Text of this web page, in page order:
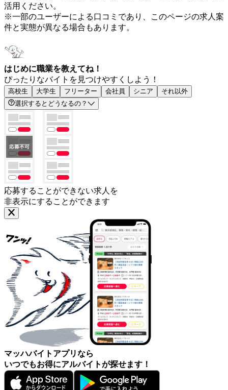
活用ください。
※一部のユーザーによる口コミであり、このページの求人案
件と実態が異なる場合もあります。
はじめに職業を教えてね！
ぴったりなバイトを見つけやすくしよう！
高校生 大学生 フリーター 会社員 シニア
それ以外
選択するとどうなるの？
応募することができない求人を
非表示にすることができます
マッハバイトアプリなら
いつでもお得にアルバイトが探せます！